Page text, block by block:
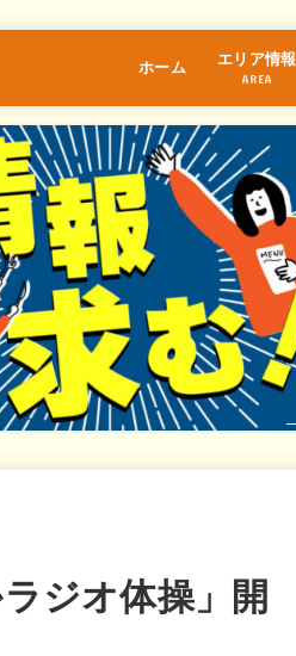
ホーム エリア情報
AREA
江古田
桜台
練馬
中村橋
富士見台
石神井公園
大泉学園
保谷
氷川台
光が丘
東武練馬
上井草
ジオ体操」開